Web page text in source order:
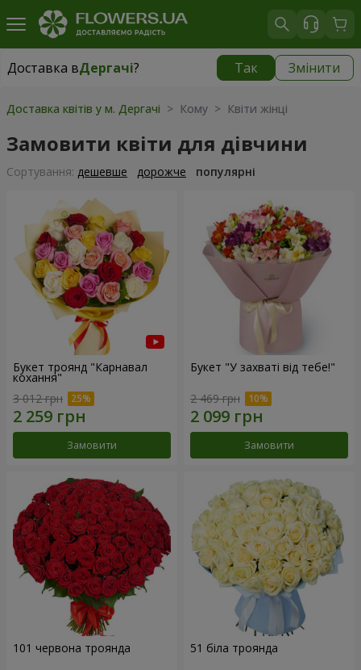
Доставка вДергачі? Так Змінити
Доставка вДергачі|
Доставка квітів у м. Дергачі > Кому > Квіти жінці
Замовити квіти для дівчини
Сортування: дешевше дорожче популярні
Букет троянд "Карнавал
кохання"
3 012 грн
Замовити
Букет "У захваті від тебе!"
2 469 грн
Замовити
101 червона троянда 51 біла троянда